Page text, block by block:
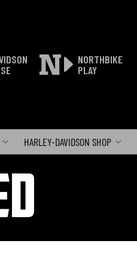
NORTHBIKE
PLAY
HARLEY-DAVIDSON SHOP